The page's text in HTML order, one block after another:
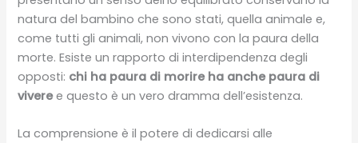
natura del bambino che sono stati, quella animale e,
come tutti gli animali, non vivono con la paura della
morte. Esiste un rapporto di interdipendenza degli
opposti: chi ha paura di morire ha anche paura di
viveree questo è un vero dramma dell’esistenza.
La comprensione è il potere di dedicarsi alle